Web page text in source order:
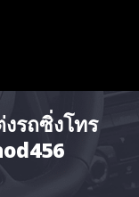
รถซิ่งโทร